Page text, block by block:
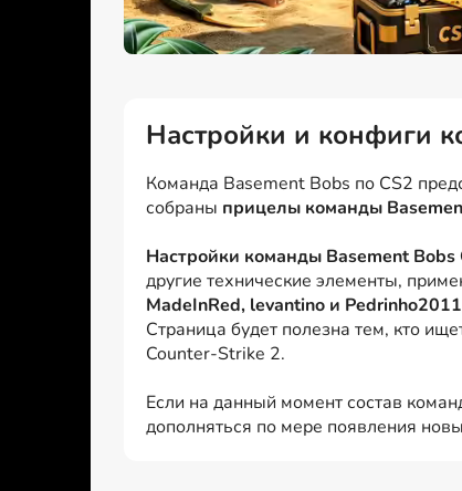
Настройки и конфиги
Команда Basement Bobs по CS2
собраны прицелы команды
Настройки команды Basement Bobs
другие технические элементы,
MadeInRed, levantino и Pedrinho2011
Страница будет полезна тем, кто
Counter-Strike 2.
Если на данный момент состав
дополняться по мере появления